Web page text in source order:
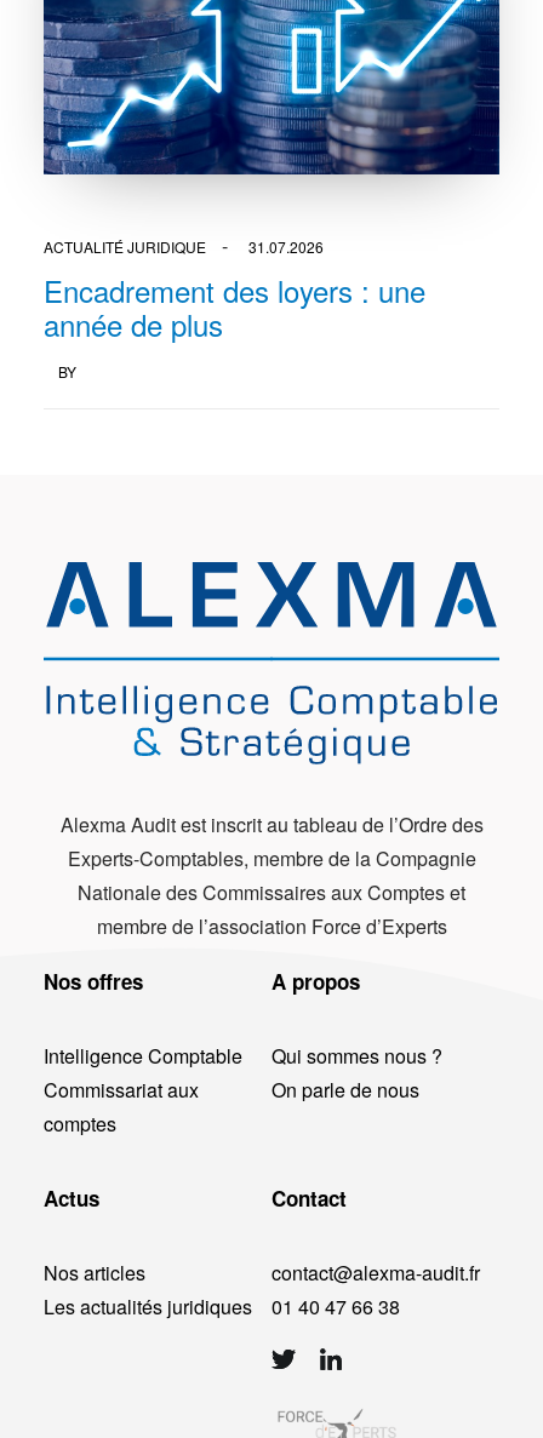
ACTUALITÉ JURIDIQUE 31.07.2026
Encadrement des loyers : une
année de plus
BY
Alexma Audit est inscrit au tableau de l’Ordre des
Experts-Comptables, membre de la Compagnie
Nationale des Commissaires aux Comptes et
membre de l’association Force d’Experts
Nos offres
Intelligence Comptable
Commissariat aux
comptes
A propos
Qui sommes nous ?
On parle de nous
Actus
Nos articles
Les actualités juridiques
Contact
contact@alexma-audit.fr
01 40 47 66 38